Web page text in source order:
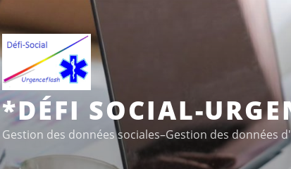
*DÉFI SOCIAL-
Gestion des données sociales–Gestion des données